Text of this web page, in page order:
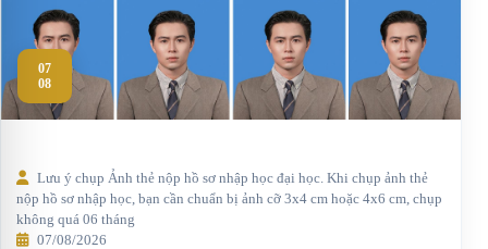
07
08
Lưu ý chụp Ảnh thẻ nộp hồ sơ nhập học đại học. Khi chụp ảnh thẻ
nộp hồ sơ nhập học, bạn cần chuẩn bị ảnh cỡ 3x4 cm hoặc 4x6 cm, chụp
không quá 06 tháng
07/08/2026